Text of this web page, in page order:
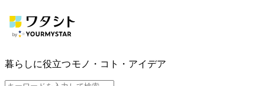
暮らしに役立つモノ・コト・アイデア